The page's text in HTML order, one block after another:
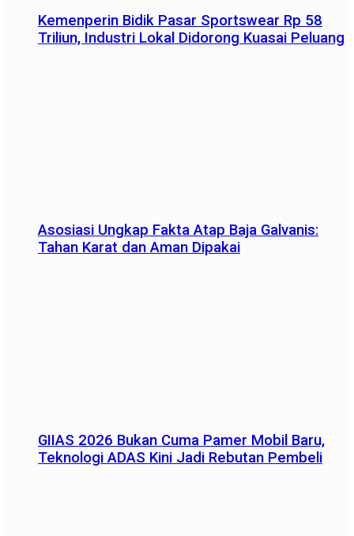
Kemenperin Bidik Pasar Sportswear Rp 58
Triliun, Industri Lokal Didorong Kuasai Peluang
Asosiasi Ungkap Fakta Atap Baja Galvanis:
Tahan Karat dan Aman Dipakai
GIIAS 2026 Bukan Cuma Pamer Mobil Baru,
Teknologi ADAS Kini Jadi Rebutan Pembeli